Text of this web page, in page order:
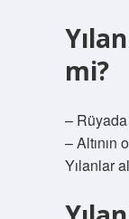
mi?
–
– Altının
Yılanlar